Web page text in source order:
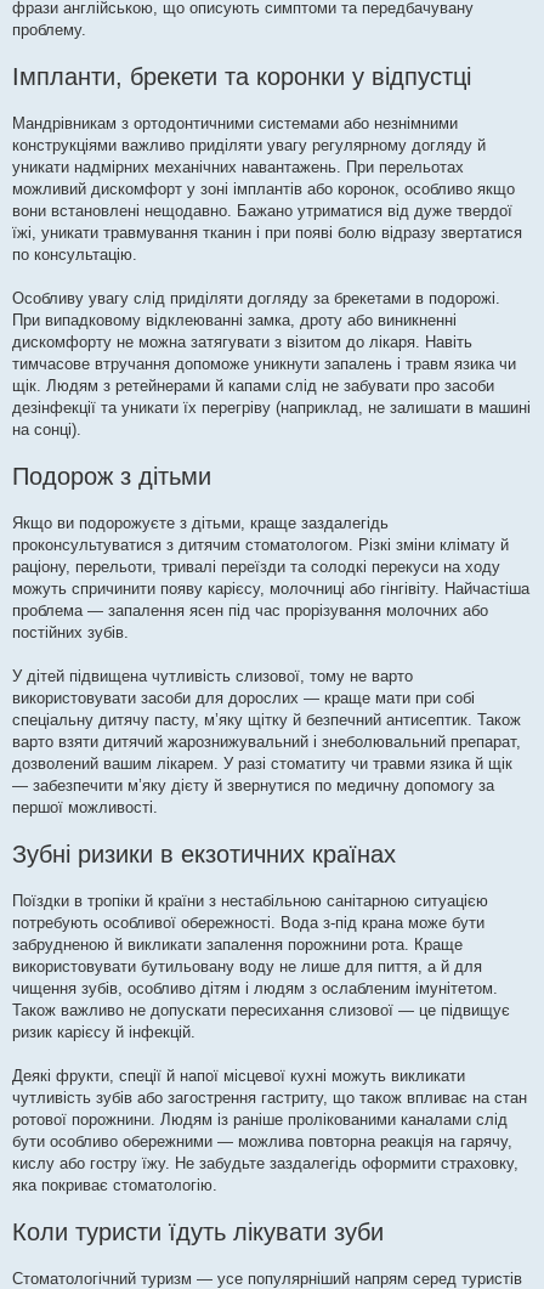
фрази англійською, що описують симптоми та передбачувану
проблему.
Імпланти, брекети та коронки у відпустці
Мандрівникам з ортодонтичними системами або незнімними
конструкціями важливо приділяти увагу регулярному догляду й
уникати надмірних механічних навантажень. При перельотах
можливий дискомфорт у зоні імплантів або коронок, особливо якщо
вони встановлені нещодавно. Бажано утриматися від дуже твердої
їжі, уникати травмування тканин і при появі болю відразу звертатися
по консультацію.
Особливу увагу слід приділяти догляду за брекетами в подорожі.
При випадковому відклеюванні замка, дроту або виникненні
дискомфорту не можна затягувати з візитом до лікаря. Навіть
тимчасове втручання допоможе уникнути запалень і травм язика чи
щік. Людям з ретейнерами й капами слід не забувати про засоби
дезінфекції та уникати їх перегріву (наприклад, не залишати в машині
на сонці).
Подорож з дітьми
Якщо ви подорожуєте з дітьми, краще заздалегідь
проконсультуватися з дитячим стоматологом. Різкі зміни клімату й
раціону, перельоти, тривалі переїзди та солодкі перекуси на ходу
можуть спричинити появу карієсу, молочниці або гінгівіту. Найчастіша
проблема — запалення ясен під час прорізування молочних або
постійних зубів.
У дітей підвищена чутливість слизової, тому не варто
використовувати засоби для дорослих — краще мати при собі
спеціальну дитячу пасту, м’яку щітку й безпечний антисептик. Також
варто взяти дитячий жарознижувальний і знеболювальний препарат,
дозволений вашим лікарем. У разі стоматиту чи травми язика й щік
— забезпечити м’яку дієту й звернутися по медичну допомогу за
першої можливості.
Зубні ризики в екзотичних країнах
Поїздки в тропіки й країни з нестабільною санітарною ситуацією
потребують особливої обережності. Вода з-під крана може бути
забрудненою й викликати запалення порожнини рота. Краще
використовувати бутильовану воду не лише для пиття, а й для
чищення зубів, особливо дітям і людям з ослабленим імунітетом.
Також важливо не допускати пересихання слизової — це підвищує
ризик карієсу й інфекцій.
Деякі фрукти, спеції й напої місцевої кухні можуть викликати
чутливість зубів або загострення гастриту, що також впливає на стан
ротової порожнини. Людям із раніше пролікованими каналами слід
бути особливо обережними — можлива повторна реакція на гарячу,
кислу або гостру їжу. Не забудьте заздалегідь оформити страховку,
яка покриває стоматологію.
Коли туристи їдуть лікувати зуби
Стоматологічний туризм — усе популярніший напрям серед туристів